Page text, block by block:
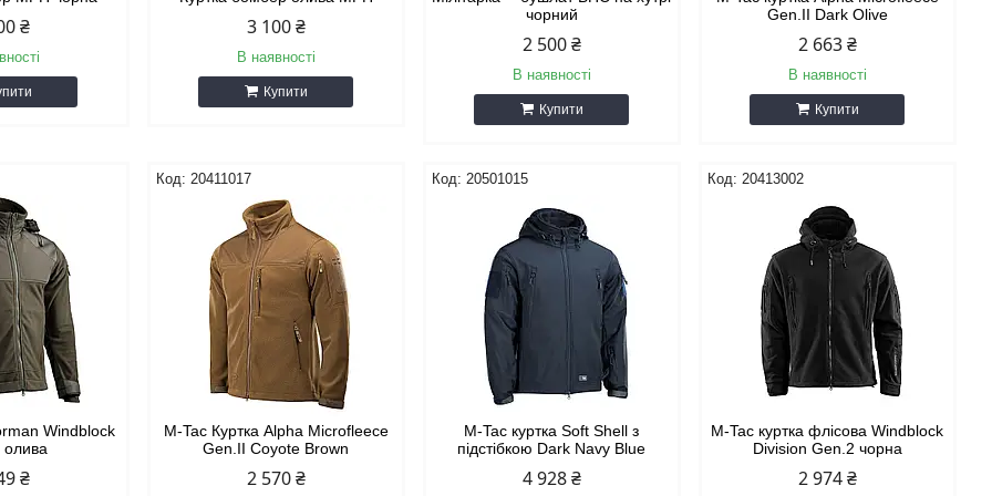
₴ 3 100 ₴
В наявності
Купити
чорний
2 500 ₴
В наявності
Купити
Gen.II Dark Olive
2 663 ₴
В наявності
Купити
Windblock
олива
₴
20411017
M-Tac Куртка Alpha Microfleece
Gen.II Coyote Brown
2 570 ₴
20501015
M-Tac куртка Soft Shell з
підстібкою Dark Navy Blue
4 928 ₴
20413002
M-Tac куртка флісова Windblock
Division Gen.2 чорна
2 974 ₴